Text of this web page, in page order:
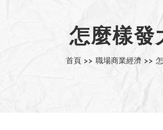
怎麼樣發
首頁 >> 職場商業經濟 >>